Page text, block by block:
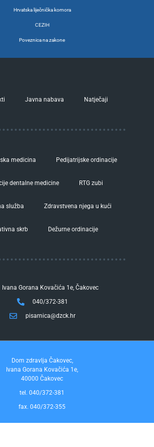
Hrvatska liječnička komora
CEZIH
Poveznica na zakone
Javna nabava Natječaji
medicina Pedijatrijske ordinacije
dentalne medicine RTG zubi
služba Zdravstvena njega u kući
skrb Dežurne ordinacije
Ivana Gorana Kovačića 1e, Čakovec
040/372-381
pisarnica@dzck.hr
Dom zdravlja Čakovec,
Ivana Gorana Kovačića 1e,
40000 Čakovec
tel. 040/372-381
fax. 040/372-355